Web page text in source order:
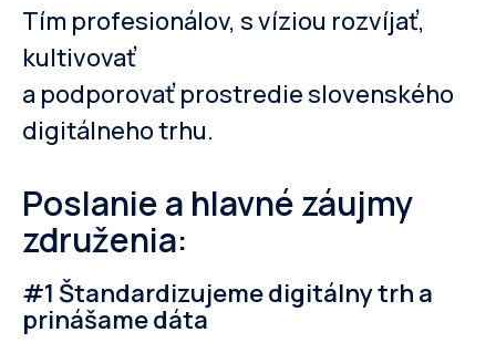
Tím profesionálov, s víziou rozvíjať,
kultivovať
a podporovať prostredie slovenského
digitálneho trhu.
Poslanie a hlavné záujmy
združenia:
#1 Štandardizujeme digitálny trh a
prinášame dáta